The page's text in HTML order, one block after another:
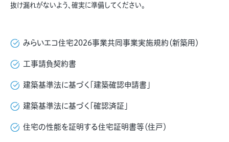
抜け漏れがないよう、確実に準備してください。
みらいエコ住宅2026事業共同事業実施規約（新築用）
工事請負契約書
建築基準法に基づく「建築確認申請書」
建築基準法に基づく「確認済証」
住宅の性能を証明する住宅証明書等（住戸）